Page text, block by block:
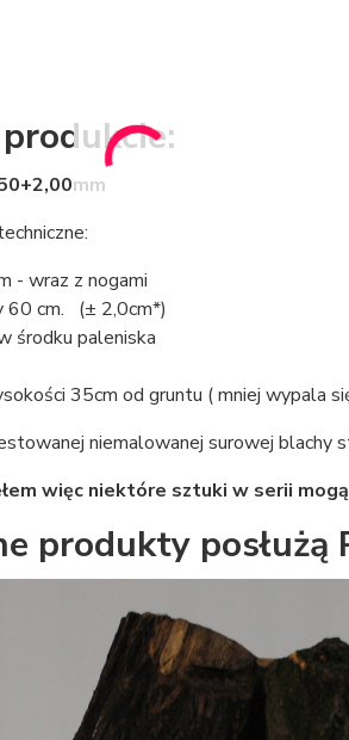
- wraz z nogami
60 cm. (± 2,0cm*)
środku paleniska
35cm od gruntu ( mniej wypala
niemalowanej surowej blachy
więc niektóre sztuki w serii
produkty